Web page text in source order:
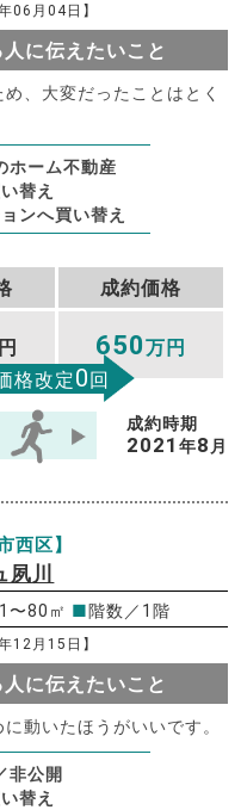
06月04日】
に伝えたいこと
、大変だったことはとく
ホーム不動産
替え
ンへ買い替え
成約価格
650万円
格改定0回
成約時期
2021 年8 月
西区】
夙川
〜80㎡ ■階数／1階
12月15日】
に伝えたいこと
動いたほうがいいです。
非公開
替え